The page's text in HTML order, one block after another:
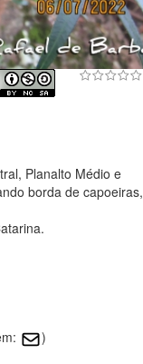
Planalto Médio e
borda de capoeiras,
)